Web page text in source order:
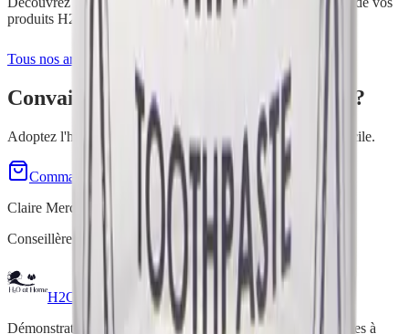
produits H2O at Home.
Tous nos articles
Convaincu(e) par Dentifrice Naturel ?
Adoptez l'hygiène dentaire naturelle ! Demo gratuite à domicile.
Commander maintenant
Demo gratuite à domicile
Claire Mercenier
Conseillère Indépendante H2O at Home
H2O at Home
Démonstrations gratuites de produits de nettoyage écologiques à